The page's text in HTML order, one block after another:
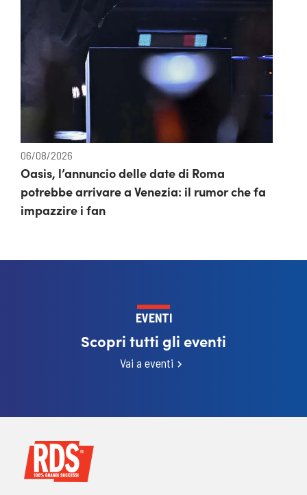
06/08/2026
Oasis, l’annuncio delle date di Roma
potrebbe arrivare a Venezia: il rumor che fa
impazzire i fan
EVENTI
Scopri tutti gli eventi
Vai a eventi